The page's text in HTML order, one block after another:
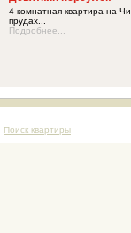
4-комнатная квартира на
прудах...
Подробнее...
Поиск квартиры